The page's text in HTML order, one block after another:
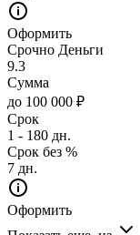
Оформить
Срочно Деньги
9.3
Сумма
до 100 000 ₽
Срок
1 - 180 дн.
Срок без %
7 дн.
Оформить